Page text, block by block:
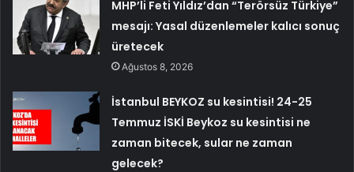
MHP’li Feti Yıldız’dan “Terörsüz Türkiye”
mesajı: Yasal düzenlemeler kalıcı sonuç
üretecek
Ağustos 8, 2026
İstanbul BEYKOZ su kesintisi! 24-25
Temmuz İSKİ Beykoz su kesintisi ne
zaman bitecek, sular ne zaman
gelecek?